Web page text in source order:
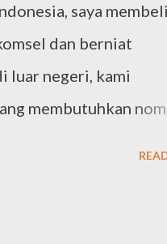
saya membeli
dan berniat
luar negeri, kami
membutuhkan